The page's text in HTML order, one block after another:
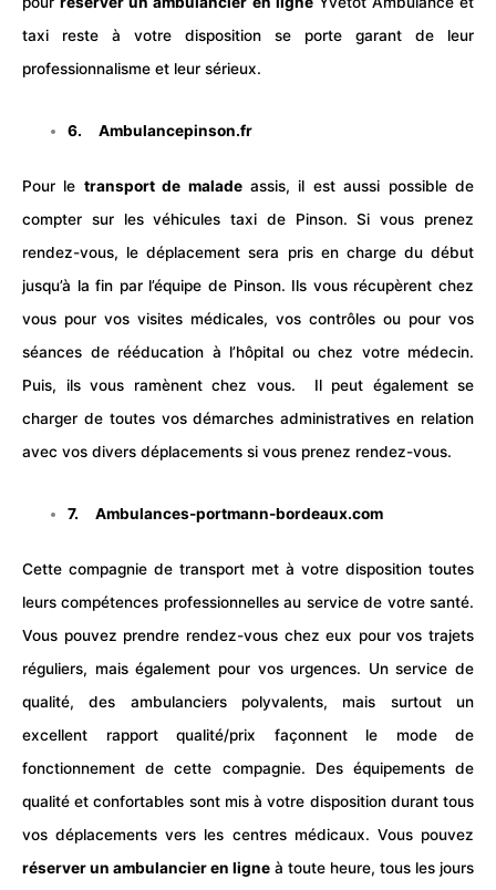
taxi reste à votre disposition se porte garant de leur
professionnalisme et leur sérieux.
6. Ambulancepinson.fr
Pour le transport de maladeassis, il est aussi possible de
compter sur les véhicules taxi de Pinson. Si vous prenez
rendez-vous, le déplacement sera pris en charge du début
jusqu’à la fin par l’équipe de Pinson. Ils vous récupèrent chez
vous pour vos visites médicales, vos contrôles ou pour vos
séances de rééducation à l’hôpital ou chez votre médecin.
Puis, ils vous ramènent chez vous. Il peut également se
charger de toutes vos démarches administratives en relation
avec vos divers déplacements si vous prenez rendez-vous.
7. Ambulances-portmann-bordeaux.com
Cette compagnie de transport met à votre disposition toutes
leurs compétences professionnelles au service de votre santé.
Vous pouvez prendre rendez-vous chez eux pour vos trajets
réguliers, mais également pour vos urgences. Un service de
qualité, des ambulanciers polyvalents, mais surtout un
excellent rapport qualité/prix façonnent le mode de
fonctionnement de cette compagnie. Des équipements de
qualité et confortables sont mis à votre disposition durant tous
vos déplacements vers les centres médicaux. Vous pouvez
réserver un ambulancier en ligne à toute heure, tous les jours